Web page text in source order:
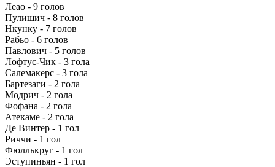
Леао - 9 голов
Пулишич - 8 голов
Нкунку - 7 голов
Рабьо - 6 голов
Павлович - 5 голов
Лофтус-Чик - 3 гола
Салемакерс - 3 гола
Бартезаги - 2 гола
Модрич - 2 гола
Фофана - 2 гола
Атекаме - 2 гола
Де Винтер - 1 гол
Риччи - 1 гол
Фюллькруг - 1 гол
Эступиньян - 1 гол